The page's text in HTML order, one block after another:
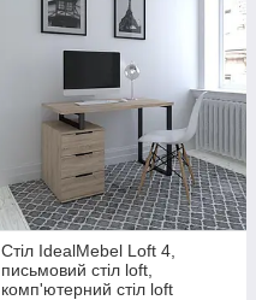
Стіл IdealMebel Loft 4,
письмовий стіл loft,
комп'ютерний стіл loft